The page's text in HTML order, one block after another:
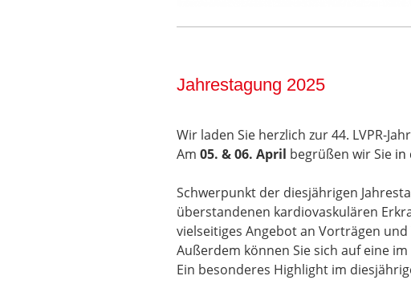
Jahrestagung 2025
Wir laden Sie herzlich zur 44. LVPR-
Am 05. & 06. April begrüßen wir Sie in
Schwerpunkt der diesjährigen
überstandenen kardiovaskulären
vielseitiges Angebot an Vorträgen
Außerdem können Sie sich auf eine
Ein besonderes Highlight im